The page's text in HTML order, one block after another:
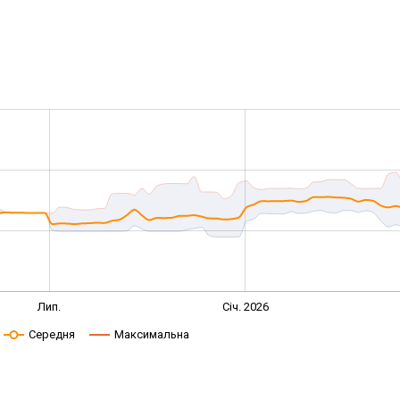
Лип. Січ. 2026
Середня Максимальна